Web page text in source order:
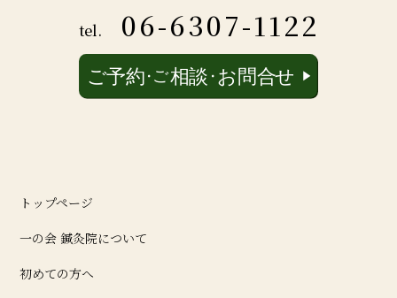
tel. 06-6307-1122
トップページ
一の会 鍼灸院について
初めての方へ